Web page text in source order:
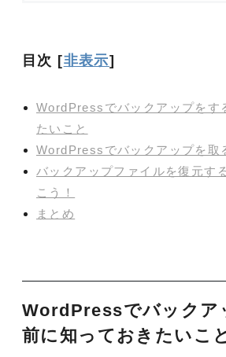
目次 [非表示]
WordPressでバックアップをす
たいこと
WordPressでバックアップを取
バックアップファイルを復元す
こう！
まとめ
WordPressでバックア
前に知っておきたいこ